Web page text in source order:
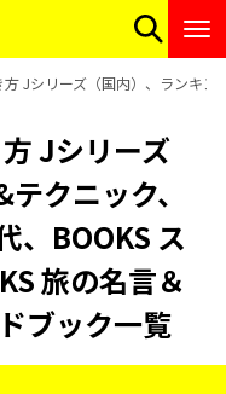
Jシリーズ（国内）、ランキ
Jシリーズ
クニック、
、BOOKS ス
旅の名言＆
ブック一覧